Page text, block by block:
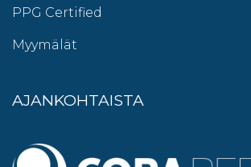
PPG Certified
Myymälät
AJANKOHTAISTA